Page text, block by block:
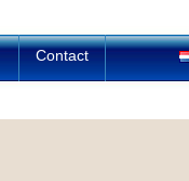
Contact